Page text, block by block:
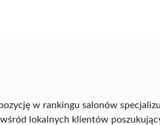
w rankingu salonów
lokalnych klientów